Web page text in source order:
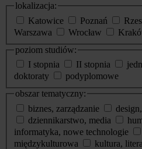
lokalizacja:
Katowice
Poznań
Warszawa
Wrocław
poziom studiów:
I stopnia
II stopnia
doktoraty
podyplomowe
obszar tematyczny:
biznes, zarządzanie
dziennikarstwo, media
informatyka, nowe technologie
międzykulturowa
kultura,